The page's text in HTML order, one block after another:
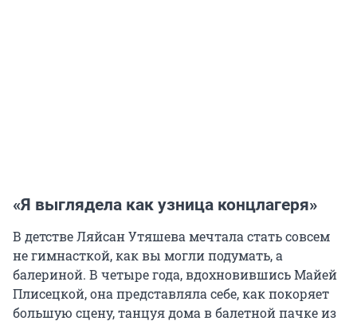
«Я выглядела как узница концлагеря»
В детстве Ляйсан Утяшева мечтала стать совсем
не гимнасткой, как вы могли подумать, а
балериной. В четыре года, вдохновившись Майей
Плисецкой, она представляла себе, как покоряет
большую сцену, танцуя дома в балетной пачке из